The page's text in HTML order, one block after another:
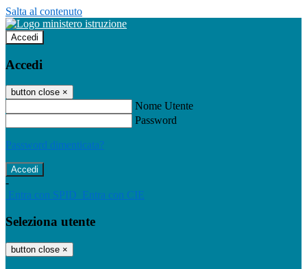
Salta al contenuto
Accedi
Accedi
button close ×
Nome Utente
Password
Password dimenticata?
-
Entra con SPID Entra con CIE
Seleziona utente
button close ×